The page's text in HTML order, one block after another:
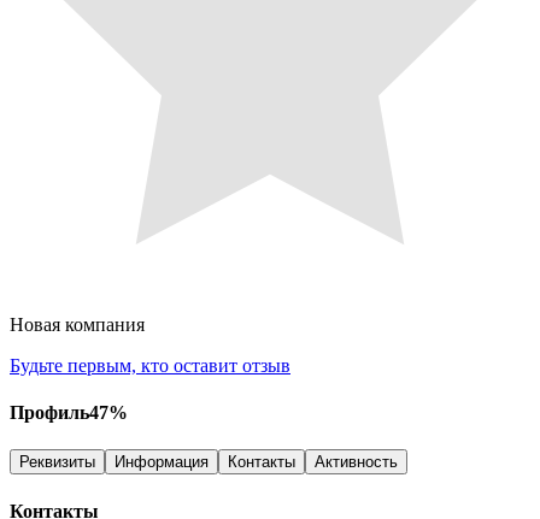
Новая компания
Будьте первым, кто оставит отзыв
Профиль47%
Реквизиты Информация Контакты Активность
Контакты